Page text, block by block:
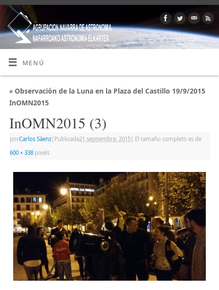
MENÚ
«Observación de la Luna en la Plaza del Castillo 19/9/2015
InOMN2015
InOMN2015 (3)
porCarlos Sáenz| Publicada21 septiembre, 2015|
El tamaño completo es de
600 × 338pixels